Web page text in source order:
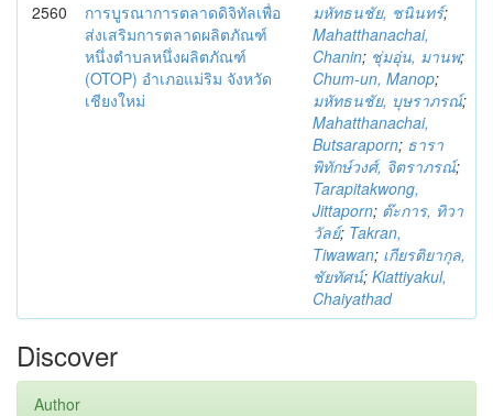
2560
การบูรณาการตลาดดิจิทัลเพื่อ
ส่งเสริมการตลาดผลิตภัณฑ์
หนึ่งตำบลหนึ่งผลิตภัณฑ์
(OTOP) อำเภอแม่ริม จังหวัด
เชียงใหม่
มหัทธนชัย, ชนินทร์;
Mahatthanachai,
Chanin; ชุ่มอุ่น, มานพ;
Chum-un, Manop;
มหัทธนชัย, บุษราภรณ์;
Mahatthanachai,
Butsaraporn; ธารา
พิทักษ์วงศ์, จิตราภรณ์;
Tarapitakwong,
Jittaporn; ต๊ะการ, ทิวา
วัลย์; Takran,
Tiwawan; เกียรติยากุล,
ชัยทัศน์; Kiattiyakul,
Chaiyathad
Discover
Author